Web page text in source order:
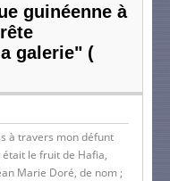
guinéenne à
galerie" (
à travers mon défunt
le fruit de Hafia,
Marie Doré, de nom ;